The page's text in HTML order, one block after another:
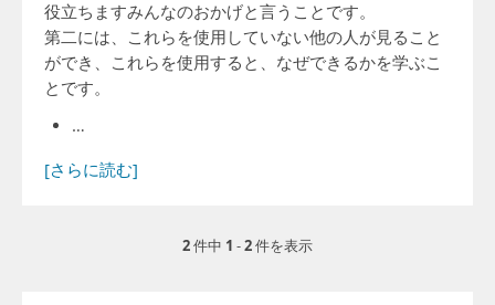
役立ちますみんなのおかげと言うことです。
第二には、これらを使用していない他の人が見ること
ができ、これらを使用すると、なぜできるかを学ぶこ
とです。
…
[さらに読む]
2件中 1 -2件を表示